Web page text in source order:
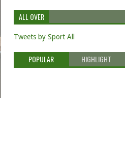
ALL OVER
Tweets by Sport All
POPULAR HIGHLIGHT